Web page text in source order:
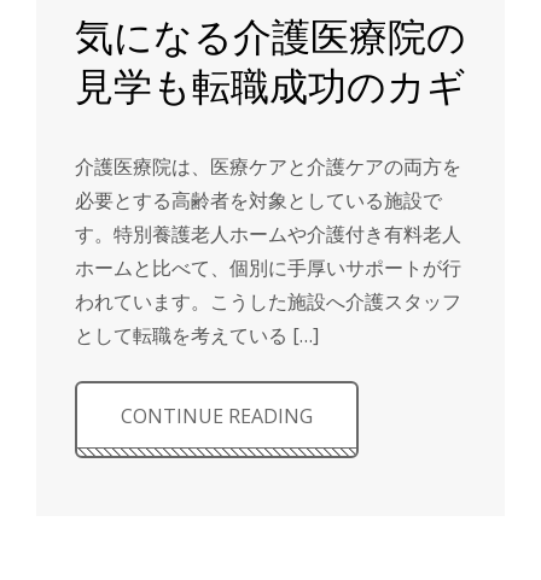
気になる介護医療院の
見学も転職成功のカギ
介護医療院は、医療ケアと介護ケアの両方を
必要とする高齢者を対象としている施設で
す。特別養護老人ホームや介護付き有料老人
ホームと比べて、個別に手厚いサポートが行
われています。こうした施設へ介護スタッフ
として転職を考えている […]
CONTINUE READING